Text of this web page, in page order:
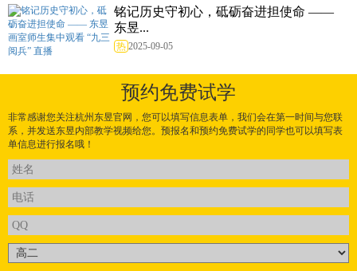
铭记历史守初心，砥砺奋进担使命 ——
东昱...
热 2025-09-05
预约免费试学
非常感谢您关注杭州东昱官网，您可以填写信息表单，我们会在第一时间与您联
系，并发送东昱内部教学视频给您。预报名和预约免费试学的同学也可以填写表
单信息进行报名哦！